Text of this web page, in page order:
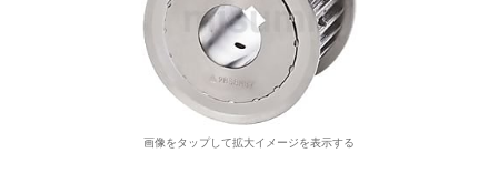
画像をタップして拡大イメージを表示する